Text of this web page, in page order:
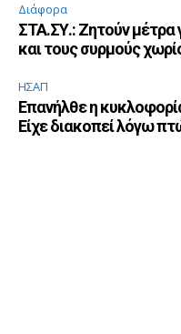
Διάφορα
ΣΤΑ.ΣΥ.: Ζητούν μέτρα
και τους συρμούς
ΗΣΑΠ
Επανήλθε η
Είχε διακοπεί λόγω